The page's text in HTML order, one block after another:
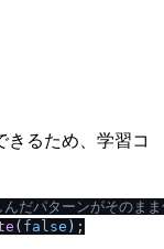
るため、学習コ
だパターンがそのまま
( false );